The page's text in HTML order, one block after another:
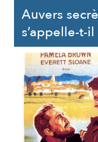
Auvers
s’appelle-t-